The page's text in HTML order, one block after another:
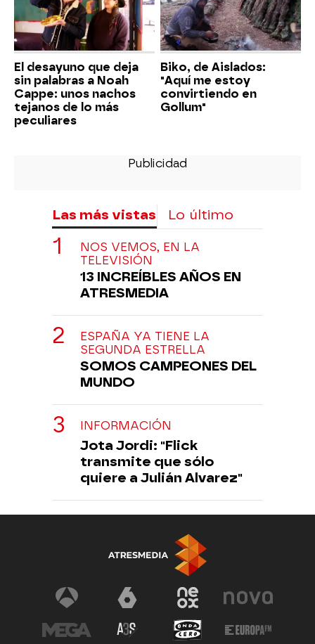
El desayuno que deja
sin palabras a Noah
Cappe: unos nachos
tejanos de lo más
peculiares
Biko, de Aislados:
"Aquí me estoy
convirtiendo en
Gollum"
Las más vistas Lo último
NOS VEMOS, EN LA
TELEVISIÓN
13 INCREÍBLES AÑOS EN
ATRESMEDIA
ESPAÑA YA TIENE LA
SEGUNDA ESTRELLA
SOMOS CAMPEONES DEL
MUNDO
INFORMACIÓN
Jota Jordi: "Flick
transmite que sólo
quiere a Julián Alvarez"